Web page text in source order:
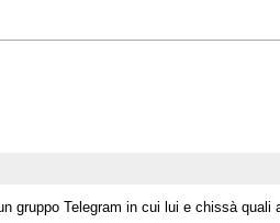
gruppo Telegram in cui lui e chissà